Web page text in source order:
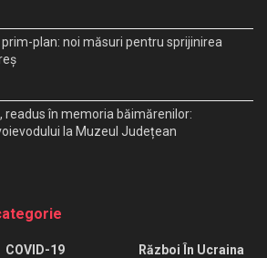
plan: noi măsuri pentru sprijinirea
readus în memoria băimărenilor:
la Muzeul Județean
COVID-19
Război În Ucraina